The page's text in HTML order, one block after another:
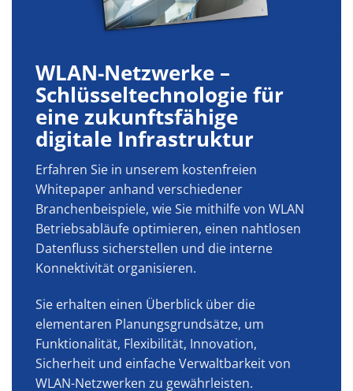
WLAN-Netzwerke –
Schlüsseltechnologie für
eine zukunftsfähige
digitale Infrastruktur
Erfahren Sie in unserem kostenfreien
Whitepaper anhand verschiedener
Branchenbeispiele, wie Sie mithilfe von WLAN
Betriebsabläufe optimieren, einen nahtlosen
Datenfluss sicherstellen und die interne
Konnektivität organisieren.
Sie erhalten einen Überblick über die
elementaren Planungsgrundsätze, um
Funktionalität, Flexibilität, Innovation,
Sicherheit und einfache Verwaltbarkeit von
WLAN-Netzwerken zu gewährleisten.